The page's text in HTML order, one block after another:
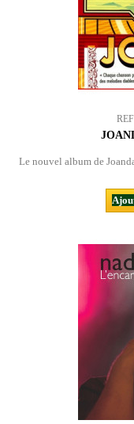
Le nouvel album de